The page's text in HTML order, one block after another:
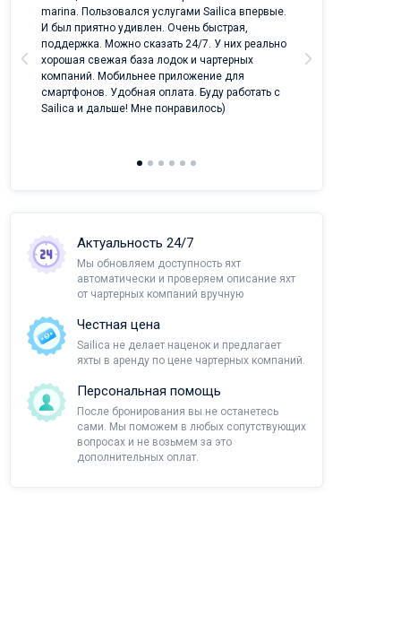
marina. Пользовался услугами Sailica впервые.
И был приятно удивлен. Очень быстрая,
поддержка. Можно сказать 24/7. У них реально
хорошая свежая база лодок и чартерных
компаний. Мобильнее приложение для
смартфонов. Удобная оплата. Буду работать с
Sailica и дальше! Мне понравилось)
Актуальность 24/7
Мы обновляем доступность яхт
автоматически и проверяем описание яхт
от чартерных компаний вручную
Честная цена
Sailica не делает наценок и предлагает
яхты в аренду по цене чартерных компаний.
Персональная помощь
После бронирования вы не останетесь
сами. Мы поможем в любых сопутствующих
вопросах и не возьмем за это
дополнительных оплат.